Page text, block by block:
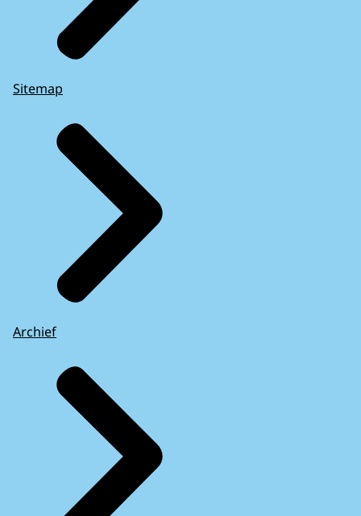
Sitemap
Archief